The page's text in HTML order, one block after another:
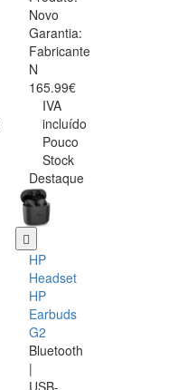
Novo
Garantia:
Fabricante
N
165.99€
IVA
incluído
Pouco
Stock
Destaque
HP
Headset
HP
Earbuds
G2
Bluetooth
|